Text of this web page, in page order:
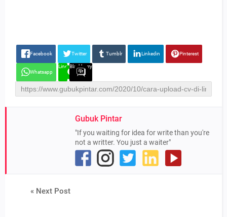
Facebook Twitter Tumblr Linkedin Pinterest
Whatsapp
Line Blackberry
Gubuk Pintar
"If you waiting for idea for write than you're
not a writter. You just a waiter"
« Next Post